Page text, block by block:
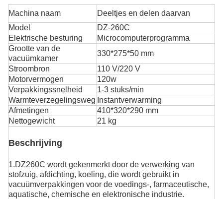
Machina naam
Deeltjes en delen daarvan
Model
DZ-260C
Elektrische besturing
Microcomputerprogramma
Grootte van de
vacuümkamer
330*275*50 mm
Stroombron
110 V/220 V
Motorvermogen
120w
Verpakkingssnelheid
1-3 stuks/min
Warmteverzegelingsweg Instantverwarming
Afmetingen
410*320*290 mm
Nettogewicht
21 kg
Beschrijving
1.DZ260C wordt gekenmerkt door de verwerking van
stofzuig, afdichting, koeling, die wordt gebruikt in
vacuümverpakkingen voor de voedings-, farmaceutische,
aquatische, chemische en elektronische industrie.